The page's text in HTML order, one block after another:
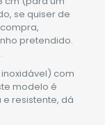
se quiser de
pretendido.
com
modelo é
resistente, dá